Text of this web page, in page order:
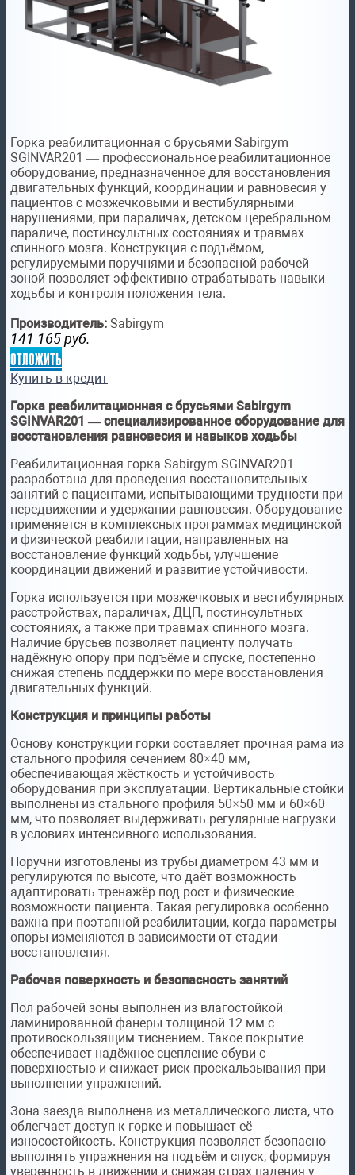
Горка реабилитационная с брусьями Sabirgym
SGINVAR201 — профессиональное реабилитационное
оборудование, предназначенное для восстановления
двигательных функций, координации и равновесия у
пациентов с мозжечковыми и вестибулярными
нарушениями, при параличах, детском церебральном
параличе, постинсультных состояниях и травмах
спинного мозга. Конструкция с подъёмом,
регулируемыми поручнями и безопасной рабочей
зоной позволяет эффективно отрабатывать навыки
ходьбы и контроля положения тела.
Производитель: Sabirgym
141 165 руб.
отложить
Купить в кредит
Горка реабилитационная с брусьями Sabirgym
SGINVAR201 — специализированное оборудование для
восстановления равновесия и навыков ходьбы
Реабилитационная горка Sabirgym SGINVAR201
разработана для проведения восстановительных
занятий с пациентами, испытывающими трудности при
передвижении и удержании равновесия. Оборудование
применяется в комплексных программах медицинской
и физической реабилитации, направленных на
восстановление функций ходьбы, улучшение
координации движений и развитие устойчивости.
Горка используется при мозжечковых и вестибулярных
расстройствах, параличах, ДЦП, постинсультных
состояниях, а также при травмах спинного мозга.
Наличие брусьев позволяет пациенту получать
надёжную опору при подъёме и спуске, постепенно
снижая степень поддержки по мере восстановления
двигательных функций.
Конструкция и принципы работы
Основу конструкции горки составляет прочная рама из
стального профиля сечением 80×40 мм,
обеспечивающая жёсткость и устойчивость
оборудования при эксплуатации. Вертикальные стойки
выполнены из стального профиля 50×50 мм и 60×60
мм, что позволяет выдерживать регулярные нагрузки
в условиях интенсивного использования.
Поручни изготовлены из трубы диаметром 43 мм и
регулируются по высоте, что даёт возможность
адаптировать тренажёр под рост и физические
возможности пациента. Такая регулировка особенно
важна при поэтапной реабилитации, когда параметры
опоры изменяются в зависимости от стадии
восстановления.
Рабочая поверхность и безопасность занятий
Пол рабочей зоны выполнен из влагостойкой
ламинированной фанеры толщиной 12 мм с
противоскользящим тиснением. Такое покрытие
обеспечивает надёжное сцепление обуви с
поверхностью и снижает риск проскальзывания при
выполнении упражнений.
Зона заезда выполнена из металлического листа, что
облегчает доступ к горке и повышает её
износостойкость. Конструкция позволяет безопасно
выполнять упражнения на подъём и спуск, формируя
уверенность в движении и снижая страх падения у